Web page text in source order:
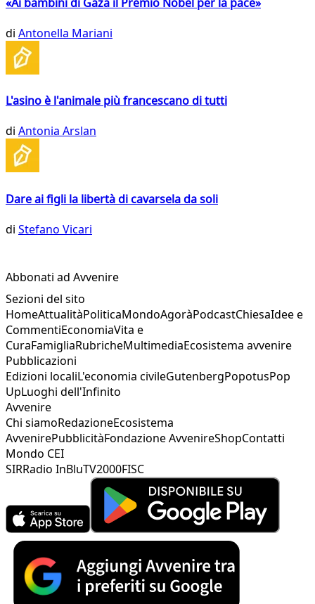
di Antonella Mariani
L'asino è l'animale più francescano di tutti
di Antonia Arslan
Dare ai figli la libertà di cavarsela da soli
di Stefano Vicari
Abbonati ad Avvenire
Sezioni del sito
HomeAttualitàPoliticaMondoAgoràPodcastChiesaIdee e
CommentiEconomiaVita e
CuraFamigliaRubricheMultimediaEcosistema avvenire
Pubblicazioni
Edizioni localiL'economia civileGutenbergPopotusPop
UpLuoghi dell'Infinito
Avvenire
Chi siamoRedazioneEcosistema
AvvenirePubblicitàFondazione AvvenireShopContatti
Mondo CEI
SIRRadio InBluTV2000FISC